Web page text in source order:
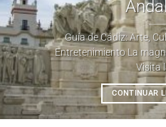
Guía de Cádiz: Arte,
Entretenimiento La
Visita
CONTINUAR